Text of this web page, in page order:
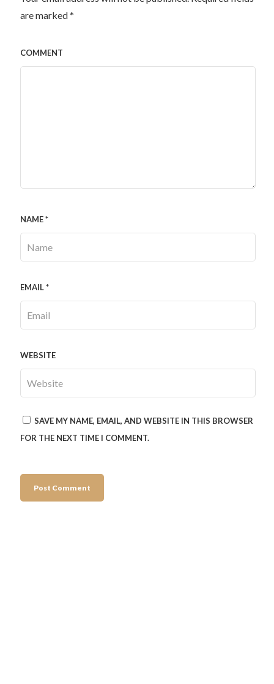
are marked*
COMMENT
NAME*
EMAIL*
WEBSITE
SAVE MY NAME, EMAIL, AND WEBSITE IN THIS BROWSER
FOR THE NEXT TIME I COMMENT.